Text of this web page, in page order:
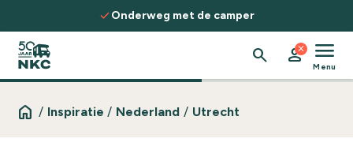
Spring naar de inhoud
checkOnderweg met de camper
search person
close menu
Menu
home / Inspiratie / Nederland / Utrecht